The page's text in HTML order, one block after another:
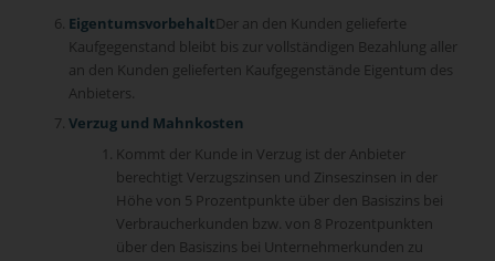
EigentumsvorbehaltDer an den Kunden gelieferte
Kaufgegenstand bleibt bis zur vollständigen Bezahlung aller
an den Kunden gelieferten Kaufgegenstände Eigentum des
Anbieters.
Verzug und Mahnkosten
Kommt der Kunde in Verzug ist der Anbieter
berechtigt Verzugszinsen und Zinseszinsen in der
Höhe von 5 Prozentpunkte über den Basiszins bei
Verbraucherkunden bzw. von 8 Prozentpunkten
über den Basiszins bei Unternehmerkunden zu